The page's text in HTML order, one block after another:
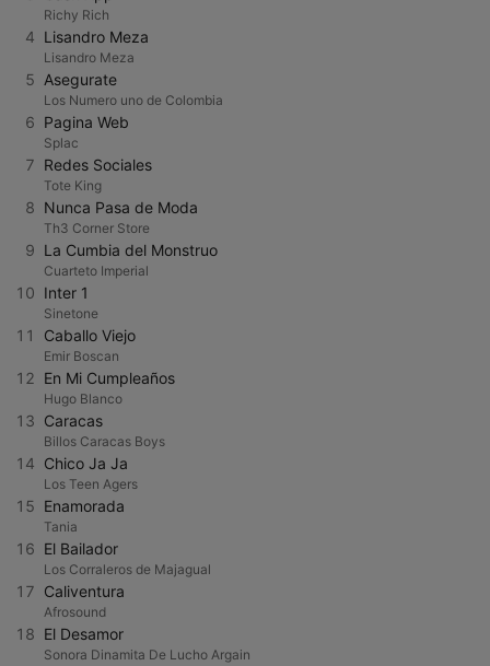
Richy Rich
4 Lisandro Meza
Lisandro Meza
5 Asegurate
Los Numero uno de Colombia
6 Pagina Web
Splac
7 Redes Sociales
Tote King
8 Nunca Pasa de Moda
Th3 Corner Store
9 La Cumbia del Monstruo
Cuarteto Imperial
10 Inter 1
Sinetone
11 Caballo Viejo
Emir Boscan
12 En Mi Cumpleaños
Hugo Blanco
13 Caracas
Billos Caracas Boys
14 Chico Ja Ja
Los Teen Agers
15 Enamorada
Tania
16 El Bailador
Los Corraleros de Majagual
17 Caliventura
Afrosound
18 El Desamor
Sonora Dinamita De Lucho Argain